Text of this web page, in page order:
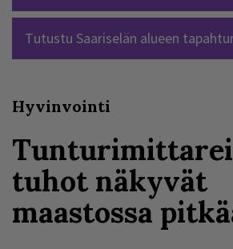
Tutustu Saariselän alueen
Hyvinvointi
tuhot näkyvät
maastossa